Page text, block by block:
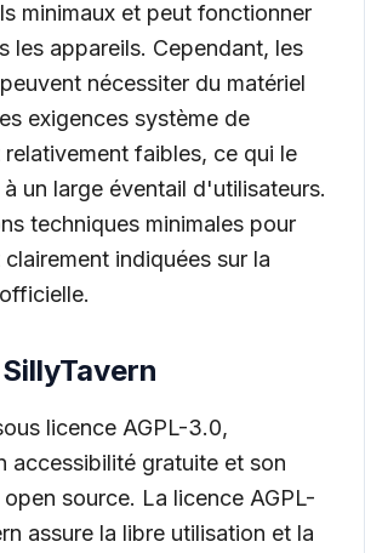
minimaux et peut fonctionner
les appareils. Cependant, les
nécessiter du matériel
exigences système de
relativement faibles, ce qui le
un large éventail d'utilisateurs.
techniques minimales pour
indiquées sur la
licence AGPL-3.0,
accessibilité gratuite et son
source. La licence AGPL-
assure la libre utilisation et la